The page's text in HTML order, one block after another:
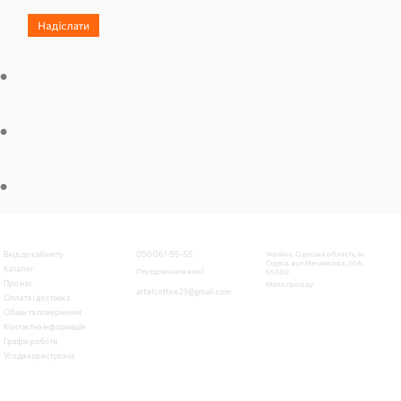
Надіслати
Вхід до кабінету
Каталог
Про нас
Оплата і доставка
Обмін та повернення
Контактна інформація
Графік роботи
Угода користувача
050 061-55-55
Передзвонити вам?
artelcoffee23@gmail.com
Україна, Одеська область, м.
Одеса. вул Мечникова, 30А,
65000
Мапа проїзду